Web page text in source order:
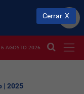
6 AGOSTO 2026
| 2025
Cerrar